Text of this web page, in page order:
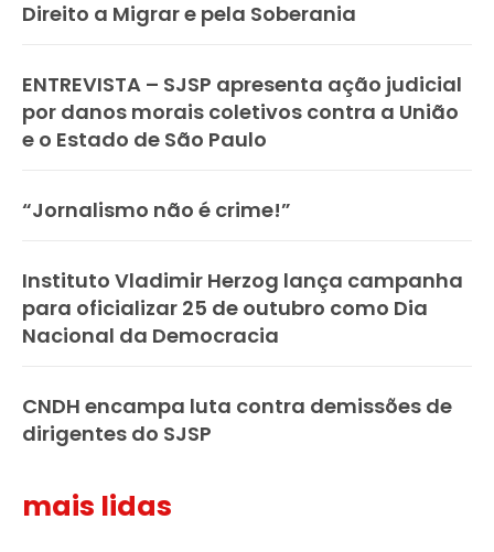
Direito a Migrar e pela Soberania
ENTREVISTA – SJSP apresenta ação judicial
por danos morais coletivos contra a União
e o Estado de São Paulo
“Jornalismo não é crime!”
Instituto Vladimir Herzog lança campanha
para oficializar 25 de outubro como Dia
Nacional da Democracia
CNDH encampa luta contra demissões de
dirigentes do SJSP
mais lidas